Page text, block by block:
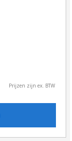
Prijzen zijn ex. BTW